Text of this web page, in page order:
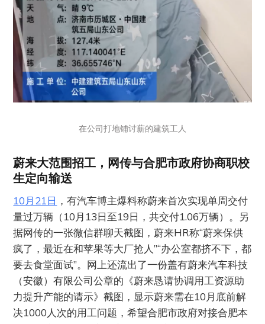
在公司打地铺讨薪的建筑工人
蔚来大范围招工，网传与合肥市政府协商职校
生定向输送
10月21日 ，有汽车博主爆料称蔚来首次实现单周交付
量过万辆（10月13日至19日，共交付1.06万辆）。另
据网传的一张微信群聊天截图，蔚来HR称“蔚来保供
疯了，最近在和苹果等大厂抢人”“办公室都挤不下，都
要去食堂面试”。网上还流出了一份盖有蔚来汽车科技
（安徽）有限公司公章的《蔚来恳请协调用工资源助
力提升产能的请示》截图，显示蔚来需在10月底前解
决1000人次的用工问题，希望合肥市政府对接合肥本